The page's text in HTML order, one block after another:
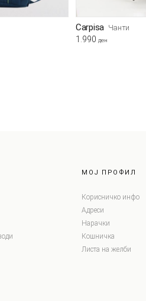
Carpisa Чанти
1.990 ден
МОЈ ПРОФИЛ
Корисничко инфо
Адреси
Нарачки
Кошничка
Листа на желби